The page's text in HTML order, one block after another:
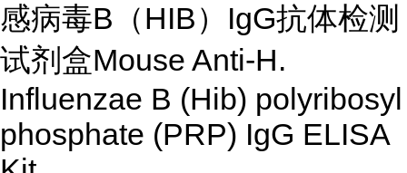
感病毒B（HIB）IgG抗体检测
试剂盒Mouse Anti-H.
Influenzae B (Hib) polyribosyl
phosphate (PRP) IgG ELISA